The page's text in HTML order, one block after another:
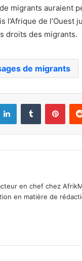
migrants auraient
l’Afrique de l’Ouest
droits des migrants.
de migrants
LinkedinTumblr
en chef chez
en matière de